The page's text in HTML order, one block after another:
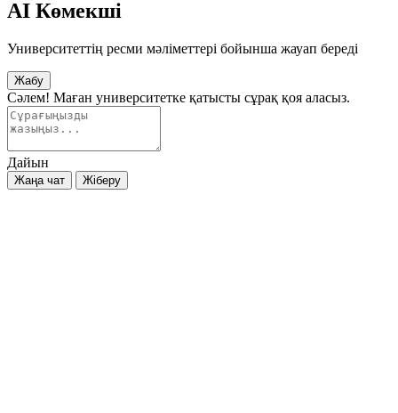
AI Көмекші
Университеттің ресми мәліметтері бойынша жауап береді
Жабу
Сәлем! Маған университетке қатысты сұрақ қоя аласыз.
Дайын
Жаңа чат Жіберу